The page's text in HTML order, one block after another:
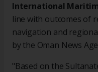
International
line with outcomes of
navigation and
by the Oman News
"Based on the